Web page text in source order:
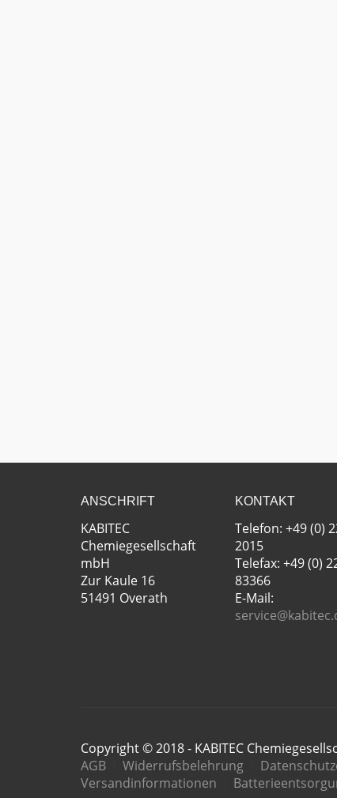
ANSCHRIFT
KABITEC
Chemiegesellschaft
mbH
Zur Kaule 16
51491 Overath
KONTAKT
Telefon: +49 (0)
2015
Telefax: +49 (0)
83366
E-Mail:
Copyright © 2018 - KABITEC
AGB
Widerrufsbelehrung
Versandinformationen